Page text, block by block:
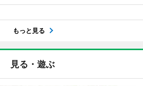
もっと見る
見る・遊ぶ